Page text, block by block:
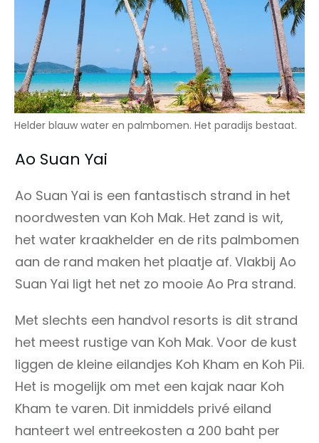
Helder blauw water en palmbomen. Het paradijs bestaat.
Ao Suan Yai
Ao Suan Yai is een fantastisch strand in het
noordwesten van Koh Mak. Het zand is wit,
het water kraakhelder en de rits palmbomen
aan de rand maken het plaatje af. Vlakbij Ao
Suan Yai ligt het net zo mooie Ao Pra strand.
Met slechts een handvol resorts is dit strand
het meest rustige van Koh Mak. Voor de kust
liggen de kleine eilandjes Koh Kham en Koh Pii.
Het is mogelijk om met een kajak naar Koh
Kham te varen. Dit inmiddels privé eiland
hanteert wel entreekosten a 200 baht per